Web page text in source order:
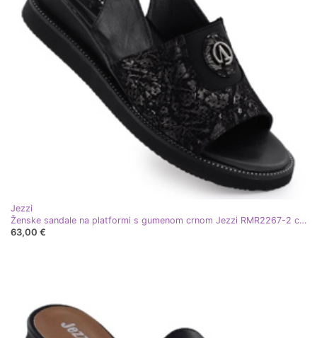
Jezzi
Ženske sandale na platformi s gumenom crnom Jezzi RMR2267-2 crna
63,00 €